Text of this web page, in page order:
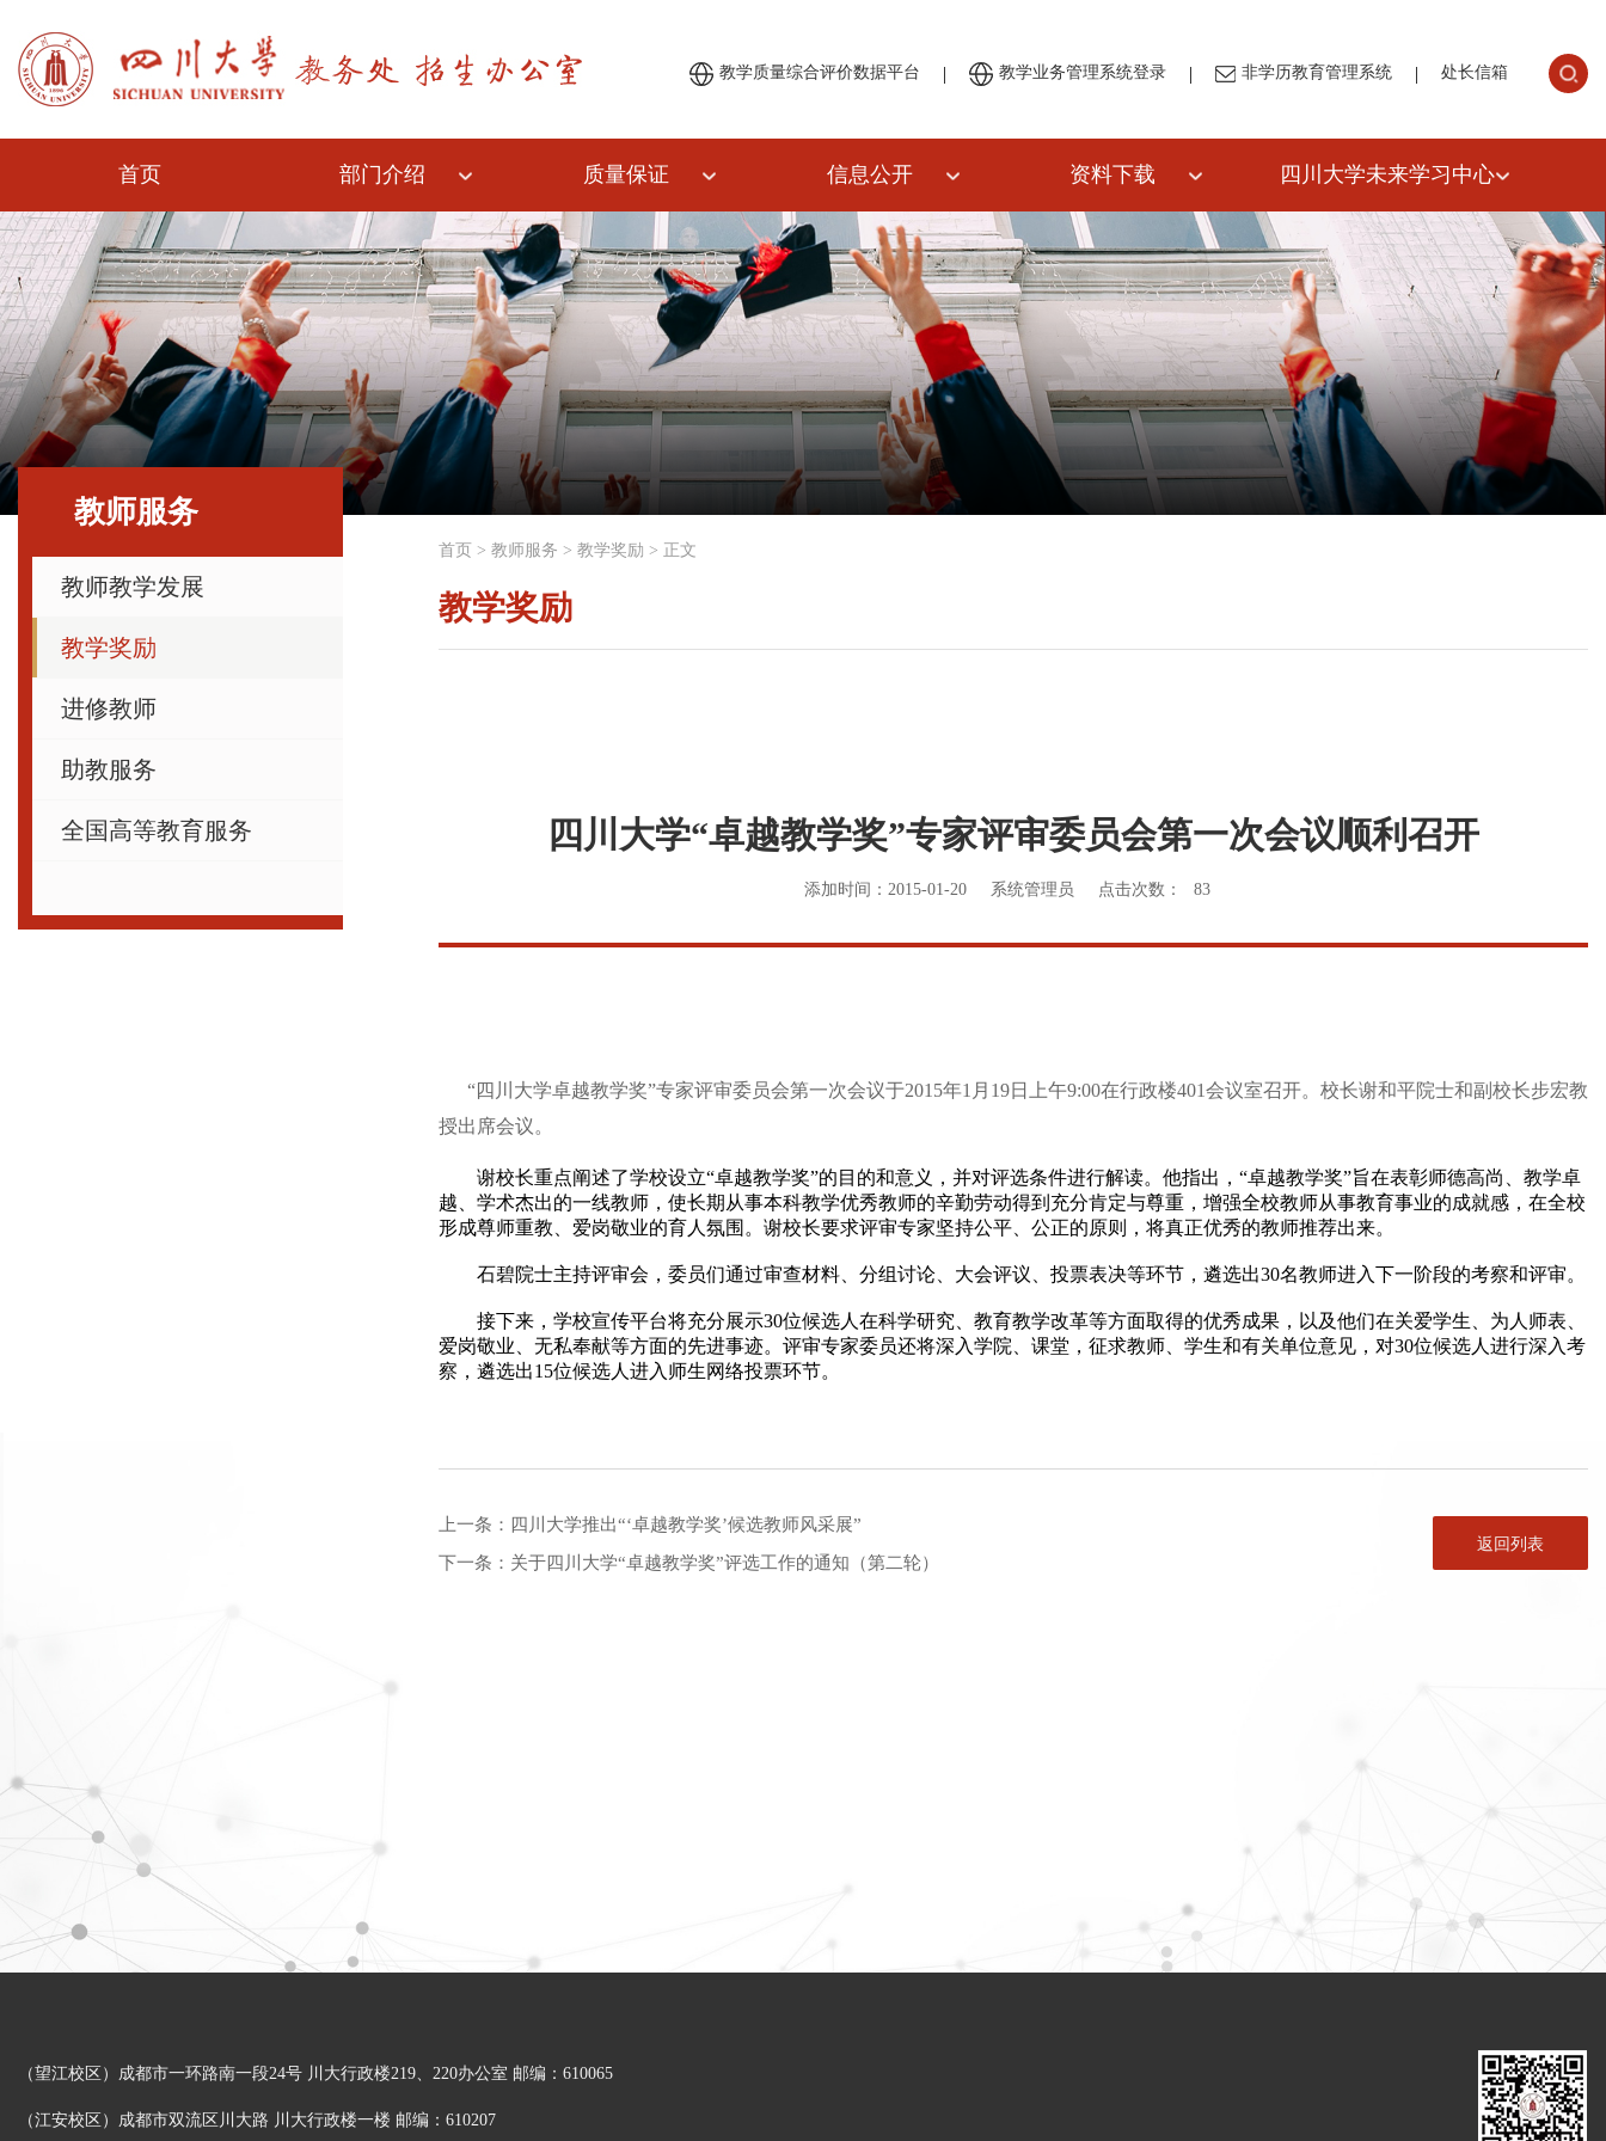
教学质量综合评价数据平台 | 教学业务管理系统登录 | 非学历教育管理系统 | 处长信箱
首页 部门介绍 质量保证 信息公开 资料下载 四川大学未来学习中心
教师服务
教师教学发展
教学奖励
进修教师
助教服务
全国高等教育服务
首页 > 教师服务 > 教学奖励 > 正文
教学奖励
四川大学“卓越教学奖”专家评审委员会第一次会议顺利召开
添加时间：2015-01-20 系统管理员 点击次数： 83
“四川大学卓越教学奖”专家评审委员会第一次会议于2015年1月19日上午9:00在行政楼401会议室召开。校长谢和平院士和副校长步宏教
授出席会议。
谢校长重点阐述了学校设立“卓越教学奖”的目的和意义，并对评选条件进行解读。他指出，“卓越教学奖”旨在表彰师德高尚、教学卓
越、学术杰出的一线教师，使长期从事本科教学优秀教师的辛勤劳动得到充分肯定与尊重，增强全校教师从事教育事业的成就感，在全校
形成尊师重教、爱岗敬业的育人氛围。谢校长要求评审专家坚持公平、公正的原则，将真正优秀的教师推荐出来。
石碧院士主持评审会，委员们通过审查材料、分组讨论、大会评议、投票表决等环节，遴选出30名教师进入下一阶段的考察和评审。
接下来，学校宣传平台将充分展示30位候选人在科学研究、教育教学改革等方面取得的优秀成果，以及他们在关爱学生、为人师表、
爱岗敬业、无私奉献等方面的先进事迹。评审专家委员还将深入学院、课堂，征求教师、学生和有关单位意见，对30位候选人进行深入考
察，遴选出15位候选人进入师生网络投票环节。
上一条： 四川大学推出“‘卓越教学奖’候选教师风采展”
下一条： 关于四川大学“卓越教学奖”评选工作的通知（第二轮）
返回列表
（望江校区）成都市一环路南一段24号 川大行政楼219、220办公室 邮编：610065
（江安校区）成都市双流区川大路 川大行政楼一楼 邮编：610207